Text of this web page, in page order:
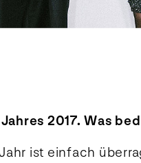
2017. Was
ist einfach